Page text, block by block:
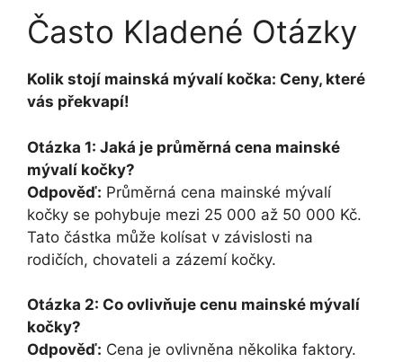
Často Kladené Otázky
Kolik stojí mainská mývalí kočka: Ceny, které
vás překvapí!
Otázka 1: Jaká je průměrná cena mainské
mývalí kočky?
Odpověď: Průměrná cena mainské mývalí
kočky se pohybuje mezi 25 000 až 50 000 Kč.
Tato částka může kolísat v závislosti na
rodičích, chovateli a zázemí kočky.
Otázka 2: Co ovlivňuje cenu mainské mývalí
kočky?
Odpověď: Cena je ovlivněna několika faktory.